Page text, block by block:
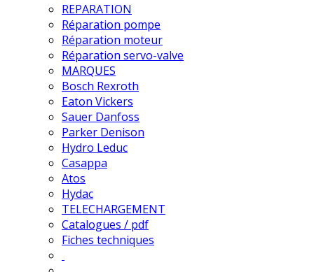
REPARATION
Réparation pompe
Réparation moteur
Réparation servo-valve
MARQUES
Bosch Rexroth
Eaton Vickers
Sauer Danfoss
Parker Denison
Hydro Leduc
Casappa
Atos
Hydac
TELECHARGEMENT
Catalogues / pdf
Fiches techniques